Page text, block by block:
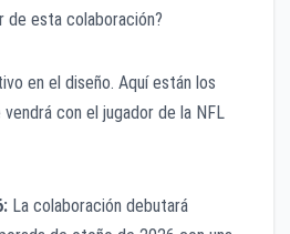
de esta colaboración?
en el diseño. Aquí están los
con el jugador de la NFL
La colaboración debutará